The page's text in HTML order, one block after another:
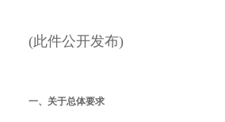
(此件公开发布)
一、关于总体要求